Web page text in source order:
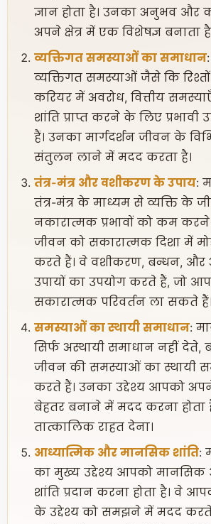
ज्ञान होता है। उनका अनुभव और
अपने क्षेत्र में एक विशेषज्ञ बनाता
व्यक्तिगत समस्याओं का समाधान
व्यक्तिगत समस्याओं जैसे कि
करियर में अवरोध, वित्तीय
शांति प्राप्त करने के लिए प्रभावी
हैं। उनका मार्गदर्शन जीवन के
संतुलन लाने में मदद करता है।
तंत्र-मंत्र और वशीकरण के उपाय:
तंत्र-मंत्र के माध्यम से व्यक्ति के
नकारात्मक प्रभावों को कम
जीवन को सकारात्मक दिशा में
करते हैं। वे वशीकरण, बन्धन, और
उपायों का उपयोग करते हैं, जो
सकारात्मक परिवर्तन ला सकते हैं।
समस्याओं का स्थायी समाधान:
सिर्फ अस्थायी समाधान नहीं
जीवन की समस्याओं का स्थायी
करते हैं। उनका उद्देश्य आपको
बेहतर बनाने में मदद करना
तात्कालिक राहत देना।
आध्यात्मिक और मानसिक शांति:
का मुख्य उद्देश्य आपको
शांति प्रदान करना होता है। वे
के उद्देश्य को समझने में मदद